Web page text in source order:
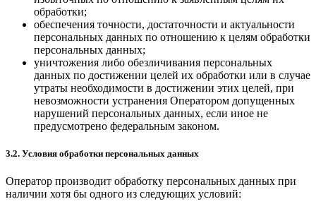
обработки;
обеспечения точности, достаточности и актуальности
персональных данных по отношению к целям обработки
персональных данных;
уничтожения либо обезличивания персональных
данных по достижении целей их обработки или в случае
утраты необходимости в достижении этих целей, при
невозможности устранения Оператором допущенных
нарушений персональных данных, если иное не
предусмотрено федеральным законом.
3.2. Условия обработки персональных данных
Оператор производит обработку персональных данных при
наличии хотя бы одного из следующих условий: